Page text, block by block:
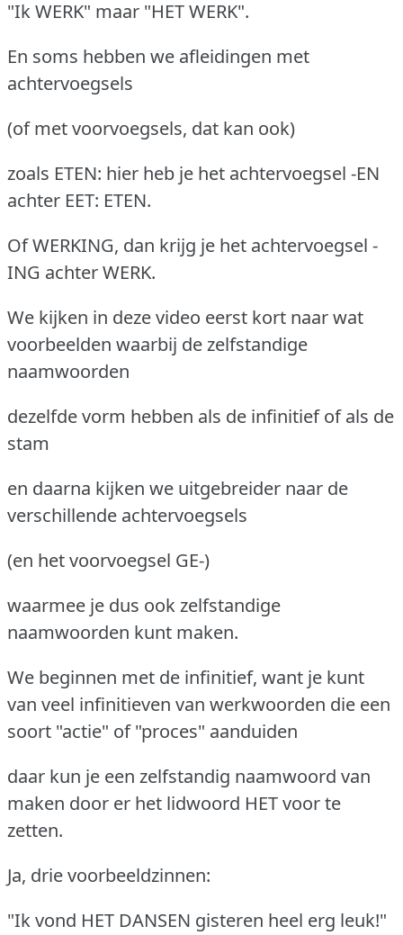
"Ik WERK" maar "HET WERK".
En soms hebben we afleidingen met
achtervoegsels
(of met voorvoegsels, dat kan ook)
zoals ETEN: hier heb je het achtervoegsel -EN
achter EET: ETEN.
Of WERKING, dan krijg je het achtervoegsel -
ING achter WERK.
We kijken in deze video eerst kort naar wat
voorbeelden waarbij de zelfstandige
naamwoorden
dezelfde vorm hebben als de infinitief of als de
stam
en daarna kijken we uitgebreider naar de
verschillende achtervoegsels
(en het voorvoegsel GE-)
waarmee je dus ook zelfstandige
naamwoorden kunt maken.
We beginnen met de infinitief, want je kunt
van veel infinitieven van werkwoorden die een
soort "actie" of "proces" aanduiden
daar kun je een zelfstandig naamwoord van
maken door er het lidwoord HET voor te
zetten.
Ja, drie voorbeeldzinnen:
"Ik vond HET DANSEN gisteren heel erg leuk!"